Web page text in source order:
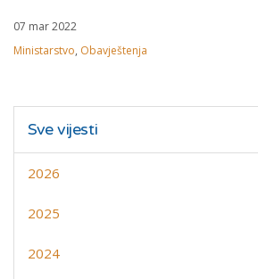
07 mar 2022
Ministarstvo, Obavještenja
Sve vijesti
2026
2025
2024